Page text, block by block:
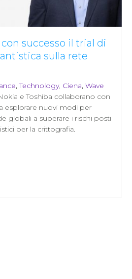
successo il trial di
sulla rete
,Technology, Ciena, Wave
e Toshiba collaborano con
esplorare nuovi modi per
globali a superare i rischi posti
per la crittografia.